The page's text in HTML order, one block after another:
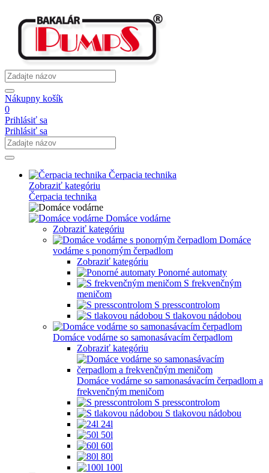
Nákupny košík
0
Prihlásiť sa
Prihlásiť sa
Čerpacia technika
Zobraziť kategóriu
Čerpacia technika
Domáce vodárne
Zobraziť kategóriu
Domáce
vodárne s ponorným čerpadlom
Zobraziť kategóriu
Ponorné automaty
S frekvenčným
meničom
S presscontrolom
S tlakovou nádobou
Domáce vodárne so samonasávacím čerpadlom
Zobraziť kategóriu
Domáce vodárne so samonasávacím čerpadlom a
frekvenčným meničom
S presscontrolom
S tlakovou nádobou
24l
50l
60l
80l
100l